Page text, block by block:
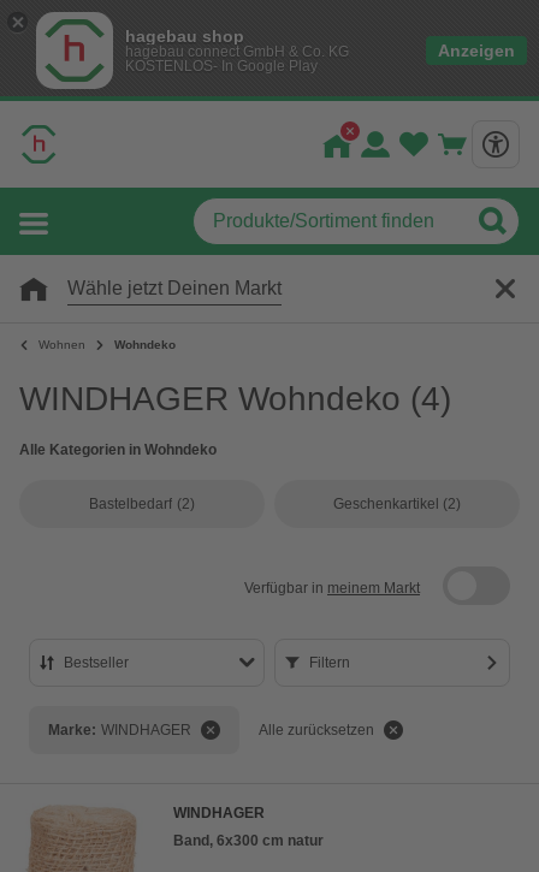
hagebau shop
hagebau connect GmbH & Co. KG
KOSTENLOS- In Google Play
Anzeigen
Wähle jetzt Deinen Markt
Wohnen Wohndeko
WINDHAGER Wohndeko (4)
Alle Kategorien in Wohndeko
Bastelbedarf (2) Geschenkartikel (2)
Verfügbar in meinem Markt
Bestseller
Bewertung
Filtern
Marke: WINDHAGER Alle zurücksetzen
WINDHAGER
Band, 6x300 cm natur